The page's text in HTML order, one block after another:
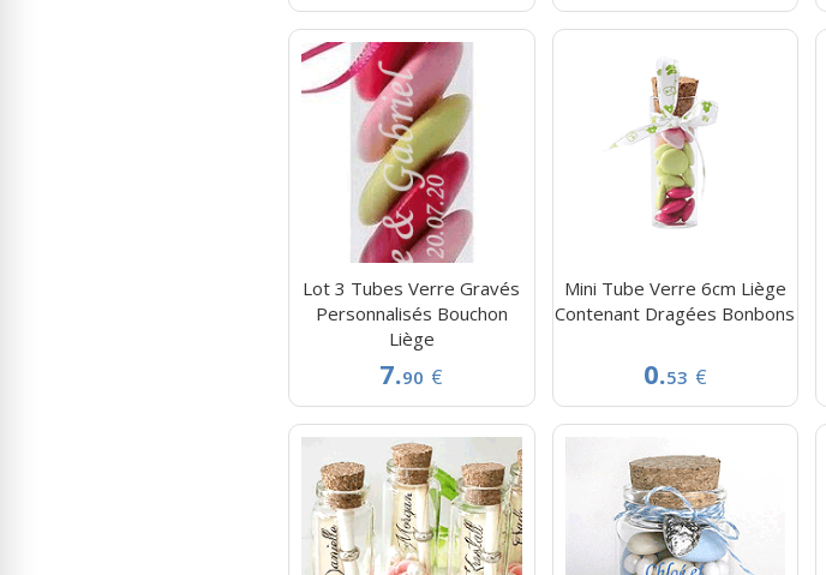
Lot 3 Tubes Verre Gravés
Personnalisés Bouchon
Liège
7.90 €
Mini Tube Verre 6cm Liège
Contenant Dragées Bonbons
0.53 €